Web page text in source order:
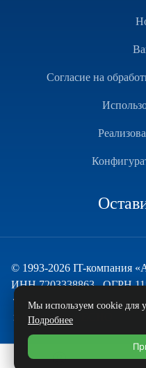
Согласие на
© 1993-2026 IT-компания
ИНН 7203338863 , ОГРН
Техническая поддержка
и развитие — ECHO
Мы используем cookie для
Подробнее